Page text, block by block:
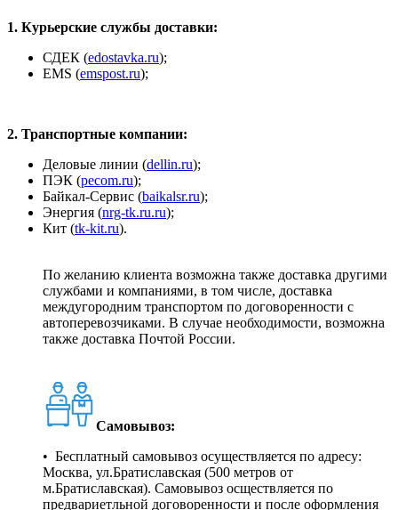
1. Курьерские службы доставки:
СДЕК (edostavka.ru);
ЕМS (emspost.ru);
2. Транспортные компании:
Деловые линии (dellin.ru);
ПЭК (pecom.ru);
Байкал-Сервис (baikalsr.ru);
Энергия (nrg-tk.ru.ru);
Кит (tk-kit.ru).
По желанию клиента возможна также доставка другими
службами и компаниями, в том числе, доставка
междугородним транспортом по договоренности с
автоперевозчиками. В случае необходимости, возможна
также доставка Почтой России.
Самовывоз:
• Бесплатный самовывоз осуществляется по адресу:
Москва, ул.Братиславская (500 метров от
м.Братиславская). Самовывоз осществляется по
предвариетльной договоренности и после оформления